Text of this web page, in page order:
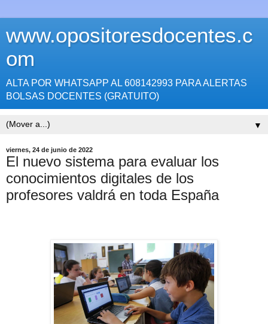
www.opositoresdocentes.c
om
ALTA POR WHATSAPP AL 608142993 PARA ALERTAS
BOLSAS DOCENTES (GRATUITO)
▼
viernes, 24 de junio de 2022
El nuevo sistema para evaluar los
conocimientos digitales de los
profesores valdrá en toda España